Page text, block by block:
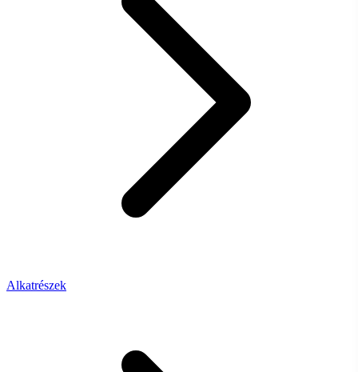
Alkatrészek